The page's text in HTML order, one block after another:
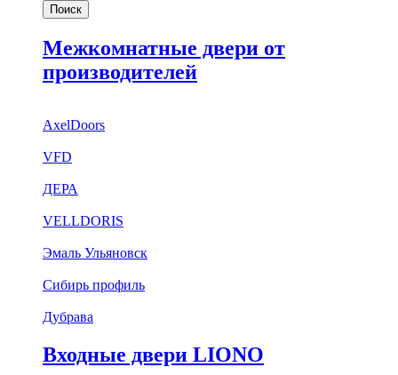
Поиск
Межкомнатные двери от
производителей
AxelDoors
VFD
ДЕРА
VELLDORIS
Эмаль Ульяновск
Сибирь профиль
Дубрава
Входные двери LIONO